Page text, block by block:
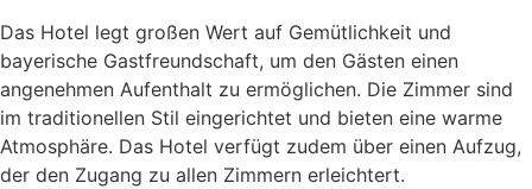
Das Hotel legt großen Wert auf Gemütlichkeit und
bayerische Gastfreundschaft, um den Gästen einen
angenehmen Aufenthalt zu ermöglichen. Die Zimmer sind
im traditionellen Stil eingerichtet und bieten eine warme
Atmosphäre. Das Hotel verfügt zudem über einen Aufzug,
der den Zugang zu allen Zimmern erleichtert.